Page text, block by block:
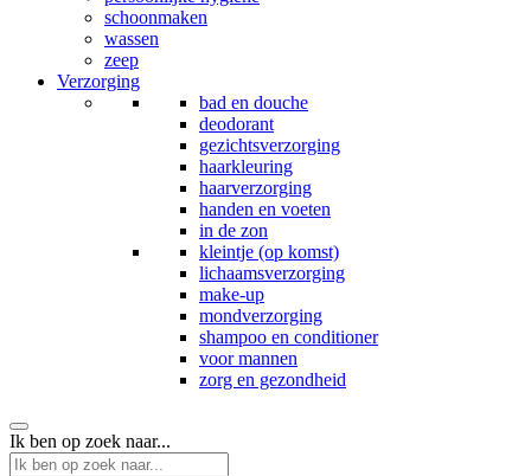
schoonmaken
wassen
zeep
Verzorging
bad en douche
deodorant
gezichtsverzorging
haarkleuring
haarverzorging
handen en voeten
in de zon
kleintje (op komst)
lichaamsverzorging
make-up
mondverzorging
shampoo en conditioner
voor mannen
zorg en gezondheid
Ik ben op zoek naar...